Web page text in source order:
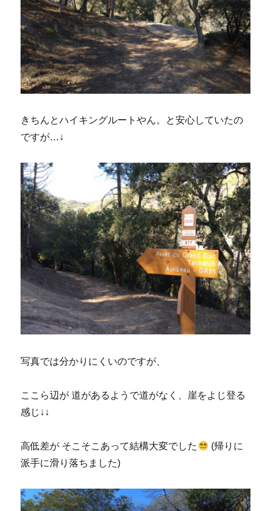
きちんとハイキングルートやん。と安心していたの
ですが…↓
写真では分かりにくいのですが、
ここら辺が 道があるようで道がなく、崖をよじ登る
感じ↓↓
高低差が そこそこあって結構大変でした
(帰りに
派手に滑り落ちました)